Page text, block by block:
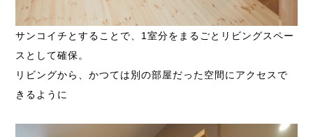
サンコイチとすることで、1室分をまるごとリビングスペー
スとして確保。
リビングから、かつては別の部屋だった空間にアクセスで
きるように